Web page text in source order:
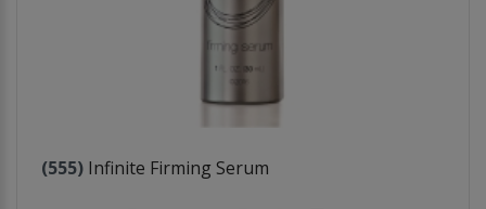
(555) Infinite Firming Serum